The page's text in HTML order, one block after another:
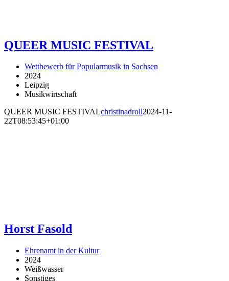
QUEER MUSIC FESTIVAL
Wettbewerb für Popularmusik in Sachsen
2024
Leipzig
Musikwirtschaft
QUEER MUSIC FESTIVALchristinadroll2024-11-
22T08:53:45+01:00
Horst Fasold
Ehrenamt in der Kultur
2024
Weißwasser
Sonstiges